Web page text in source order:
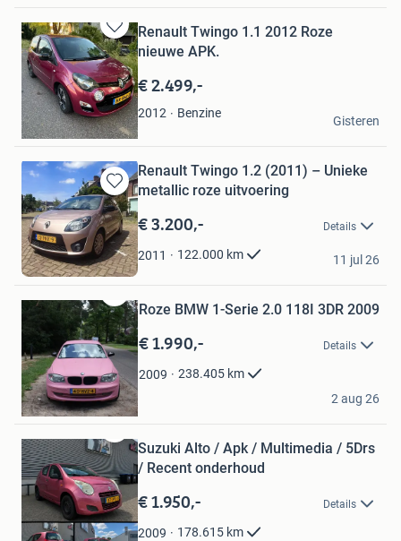
Bewaren
in
Mijn
Favorieten
Renault Twingo 1.1 2012 Roze
nieuwe APK.
€ 2.499,-
2012 Benzine
Rob
Aalsmeer
Gisteren
Bewaren
in
Mijn
Favorieten
Renault Twingo 1.2 (2011) – Unieke
metallic roze uitvoering
€ 3.200,- Details
2011 122.000 km
Rosa M
Rijswijk
11 jul 26
Bewaren
in
Mijn
Favorieten
Roze BMW 1-Serie 2.0 118I 3DR 2009
€ 1.990,- Details
2009 238.405 km
Floortje
Maarn
2 aug 26
Bewaren
in
Mijn
Favorieten
Suzuki Alto / Apk / Multimedia / 5Drs
/ Recent onderhoud
€ 1.950,- Details
2009 178.615 km